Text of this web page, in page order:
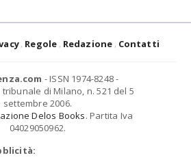
Regole Redazione Contatti
- ISSN 1974-8248 -
di Milano, n. 521 del 5
settembre 2006.
Delos Books. Partita Iva
04029050962.